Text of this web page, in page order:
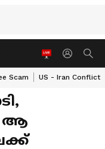
Scam US - Iran Conflict
ആ